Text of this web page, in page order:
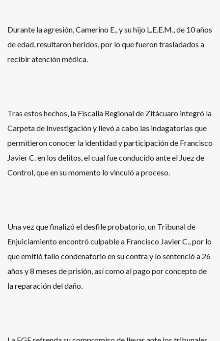
Durante la agresión, Camerino E., y su hijo L.E.E.M., de 10 años
de edad, resultaron heridos, por lo que fueron trasladados a
recibir atención médica.
Tras estos hechos, la Fiscalía Regional de Zitácuaro integró la
Carpeta de Investigación y llevó a cabo las indagatorias que
permitieron conocer la identidad y participación de Francisco
Javier C. en los delitos, el cual fue conducido ante el Juez de
Control, que en su momento lo vinculó a proceso.
Una vez que finalizó el desfile probatorio, un Tribunal de
Enjuiciamiento encontró culpable a Francisco Javier C., por lo
que emitió fallo condenatorio en su contra y lo sentenció a 26
años y 8 meses de prisión, así como al pago por concepto de
la reparación del daño.